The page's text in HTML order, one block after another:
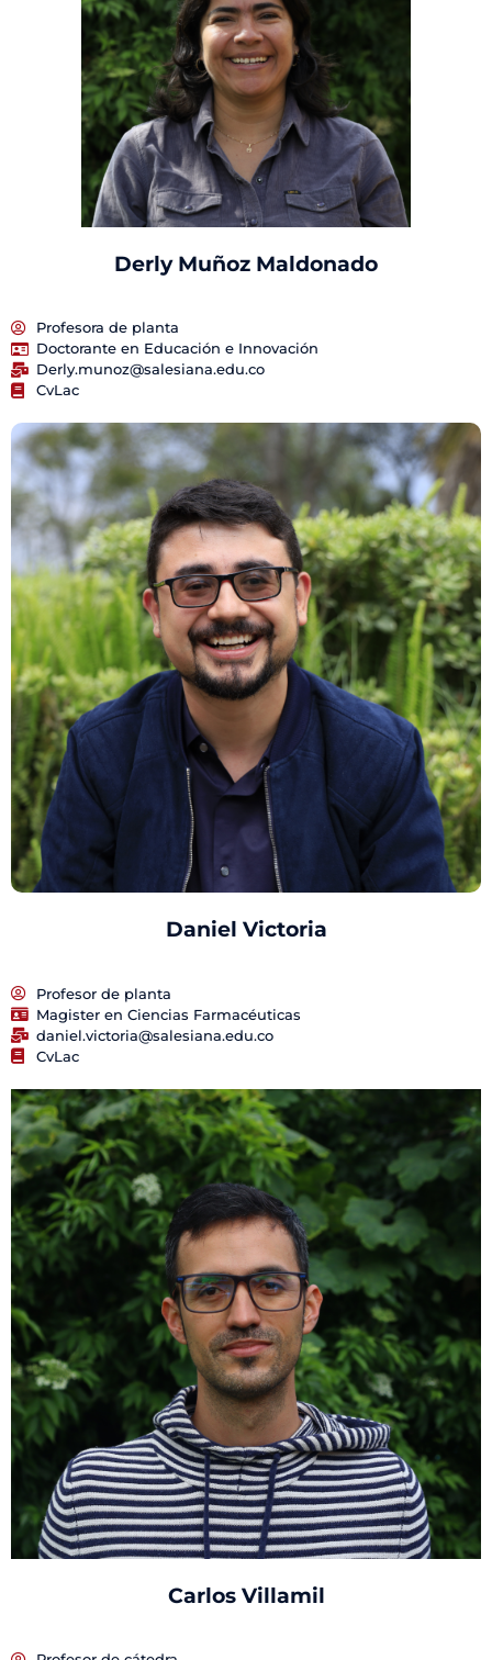
Derly Muñoz Maldonado
Profesora de planta
Doctorante en Educación e Innovación
Derly.munoz@salesiana.edu.co
CvLac
Daniel Victoria
Profesor de planta
Magister en Ciencias Farmacéuticas
daniel.victoria@salesiana.edu.co
CvLac
Carlos Villamil